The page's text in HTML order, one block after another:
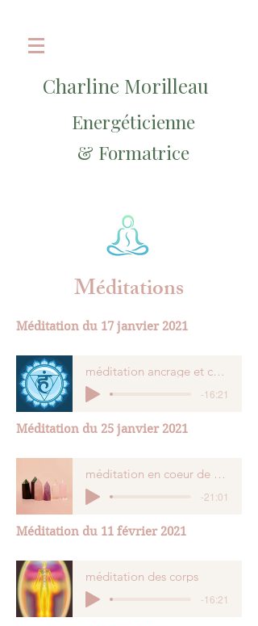
Charline Morilleau
Energéticienne
& Formatrice
Méditations
Méditation du 17 janvier 2021
méditation ancrage et chakra de la gorge
-16:21
Méditation du 25 janvier 2021
méditation en coeur de son Cristal
-21:01
Méditation du 11 février 2021
méditation des corps
-16:21